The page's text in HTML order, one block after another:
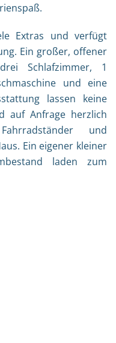
Extras und verfügt
Ein großer, offener
Schlafzimmer, 1
und eine
lassen keine
auf Anfrage herzlich
und
Ein eigener kleiner
laden zum